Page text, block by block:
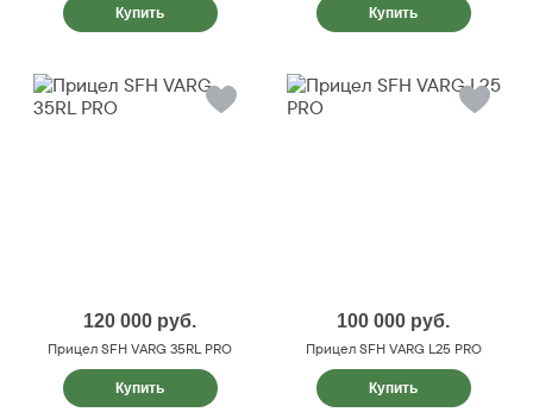
Купить Купить
120 000 руб.
Прицел SFH VARG 35RL PRO
Купить
100 000 руб.
Прицел SFH VARG L25 PRO
Купить